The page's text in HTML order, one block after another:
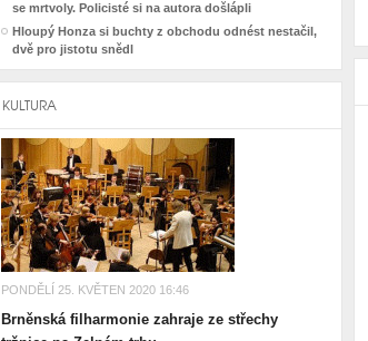
se mrtvoly. Policisté si na autora došlápli
Hloupý Honza si buchty z obchodu odnést nestačil,
dvě pro jistotu snědl
KULTURA
PONDĚLÍ 25. KVĚTEN 2020 16:46
Brněnská filharmonie zahraje ze střechy